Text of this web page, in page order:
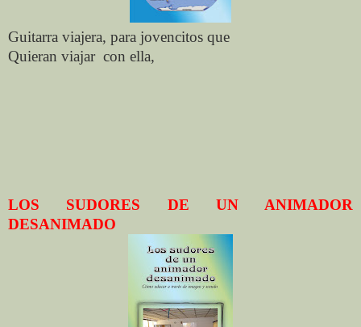
Guitarra viajera, para jovencitos que
Quieran viajar con ella,
LOS SUDORES DE UN ANIMADOR
DESANIMADO